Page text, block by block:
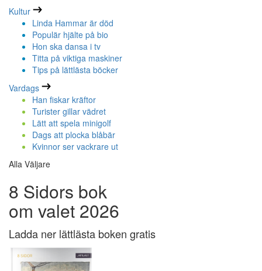
Kultur
Linda Hammar är död
Populär hjälte på bio
Hon ska dansa i tv
Titta på viktiga maskiner
Tips på lättlästa böcker
Vardags
Han fiskar kräftor
Turister gillar vädret
Lätt att spela minigolf
Dags att plocka blåbär
Kvinnor ser vackrare ut
Alla Väljare
8 Sidors bok
om valet 2026
Ladda ner lättlästa boken gratis